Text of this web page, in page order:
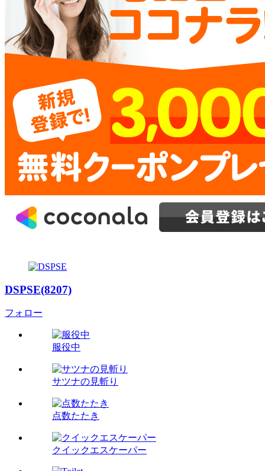
DSPSE(8207)
フォロー
服役中
サツナの見斬り
点数たたき
クイックエスケーパー